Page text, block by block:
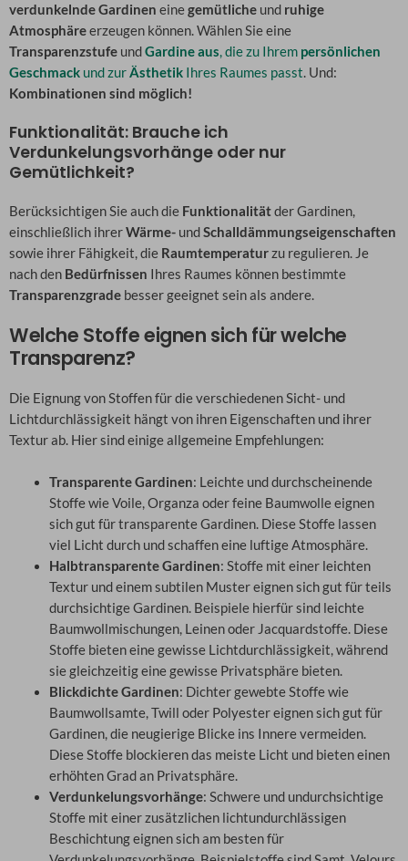
verdunkelnde Gardinen einegemütliche und ruhige
Atmosphäreerzeugen können. Wählen Sie eine
Transparenzstufe undGardine aus, die zu Ihrem persönlichen
Geschmack und zurÄsthetik Ihres Raumes passt. Und:
Kombinationen sind möglich!
Funktionalität: Brauche ich
Verdunkelungsvorhänge oder nur
Gemütlichkeit?
Berücksichtigen Sie auch die Funktionalitätder Gardinen,
einschließlich ihrerWärme- undSchalldämmungseigenschaften
sowie ihrer Fähigkeit, die Raumtemperaturzu regulieren. Je
nach den Bedürfnissen Ihres Raumes können bestimmte
Transparenzgrade besser geeignet sein als andere.
Welche Stoffe eignen sich für welche
Transparenz?
Die Eignung von Stoffen für die verschiedenen Sicht- und
Lichtdurchlässigkeit hängt von ihren Eigenschaften und ihrer
Textur ab. Hier sind einige allgemeine Empfehlungen:
Transparente Gardinen: Leichte und durchscheinende
Stoffe wie Voile, Organza oder feine Baumwolle eignen
sich gut für transparente Gardinen. Diese Stoffe lassen
viel Licht durch und schaffen eine luftige Atmosphäre.
Halbtransparente Gardinen: Stoffe mit einer leichten
Textur und einem subtilen Muster eignen sich gut für teils
durchsichtige Gardinen. Beispiele hierfür sind leichte
Baumwollmischungen, Leinen oder Jacquardstoffe. Diese
Stoffe bieten eine gewisse Lichtdurchlässigkeit, während
sie gleichzeitig eine gewisse Privatsphäre bieten.
Blickdichte Gardinen: Dichter gewebte Stoffe wie
Baumwollsamte, Twill oder Polyester eignen sich gut für
Gardinen, die neugierige Blicke ins Innere vermeiden.
Diese Stoffe blockieren das meiste Licht und bieten einen
erhöhten Grad an Privatsphäre.
Verdunkelungsvorhänge: Schwere und undurchsichtige
Stoffe mit einer zusätzlichen lichtundurchlässigen
Beschichtung eignen sich am besten für